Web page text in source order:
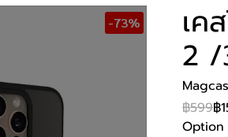
-73% เค
2 /
฿599฿
Option